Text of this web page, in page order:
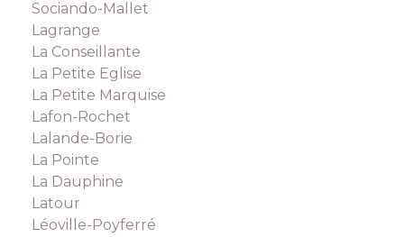
Sociando-Mallet
Lagrange
La Conseillante
La Petite Eglise
La Petite Marquise
Lafon-Rochet
Lalande-Borie
La Pointe
La Dauphine
Latour
Léoville-Poyferré